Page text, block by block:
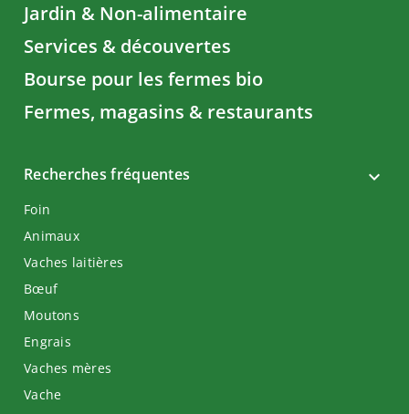
Jardin & Non-alimentaire
Services & découvertes
Bourse pour les fermes bio
Fermes, magasins & restaurants
Recherches fréquentes
Foin
Animaux
Vaches laitières
Bœuf
Moutons
Engrais
Vaches mères
Vache